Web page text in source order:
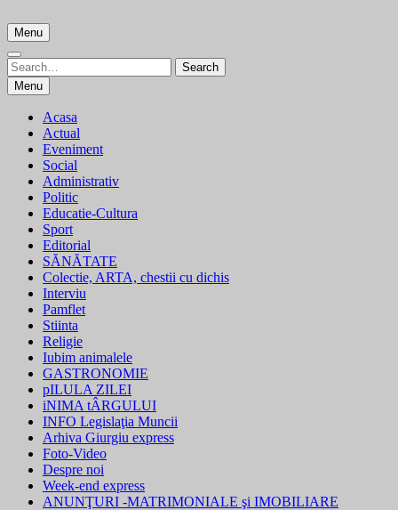
to
content
Menu
Search
for:
Search
Menu
Acasa
Actual
Eveniment
Social
Administrativ
Politic
Educatie-Cultura
Sport
Editorial
SĂNĂTATE
Colectie, ARTA, chestii cu dichis
Interviu
Pamflet
Stiinta
Religie
Iubim animalele
GASTRONOMIE
pILULA ZILEI
iNIMA tÂRGULUI
INFO Legislaţia Muncii
Arhiva Giurgiu express
Foto-Video
Despre noi
Week-end express
ANUNŢURI -MATRIMONIALE şi IMOBILIARE